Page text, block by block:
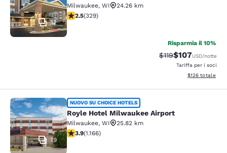
12
Milwaukee, WI
24.26 km
Valutazione di 2.45 stelle. Discreto. 329 recensioni
2.5(329)
Risparmia il 10%
Tariffa di
$119Tariffa
$107USD/notte
Tariffa per i soci
Visualizza i
$126 totale
Royle Hotel Milwaukee Airport
19
NUOVO SU CHOICE HOTELS
Royle Hotel Milwaukee Airport
Milwaukee, WI
25.82 km
Valutazione di 3.85 stelle. Buono. 1166 recensioni
3.9(1.166)